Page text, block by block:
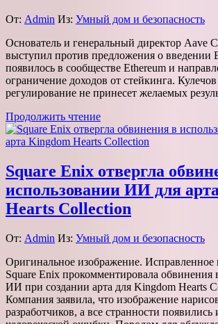
От: Admin Из: Умный дом и безопасность
Основатель и генеральный директор Aave
выступил против предложения о введении
появилось в сообществе Ethereum и
ограничение доходов от стейкинга.
регулирование не принесет желаемых
Продолжить чтение
Square Enix отвергла
использовании ИИ для
Hearts Collection
От: Admin Из: Умный дом и безопасность
Оригинальное изображение. Исправленное
Square Enix прокомментировала обвинения
ИИ при создании арта для Kingdom Hearts
Компания заявила, что изображение
разработчиков, а все странности появились